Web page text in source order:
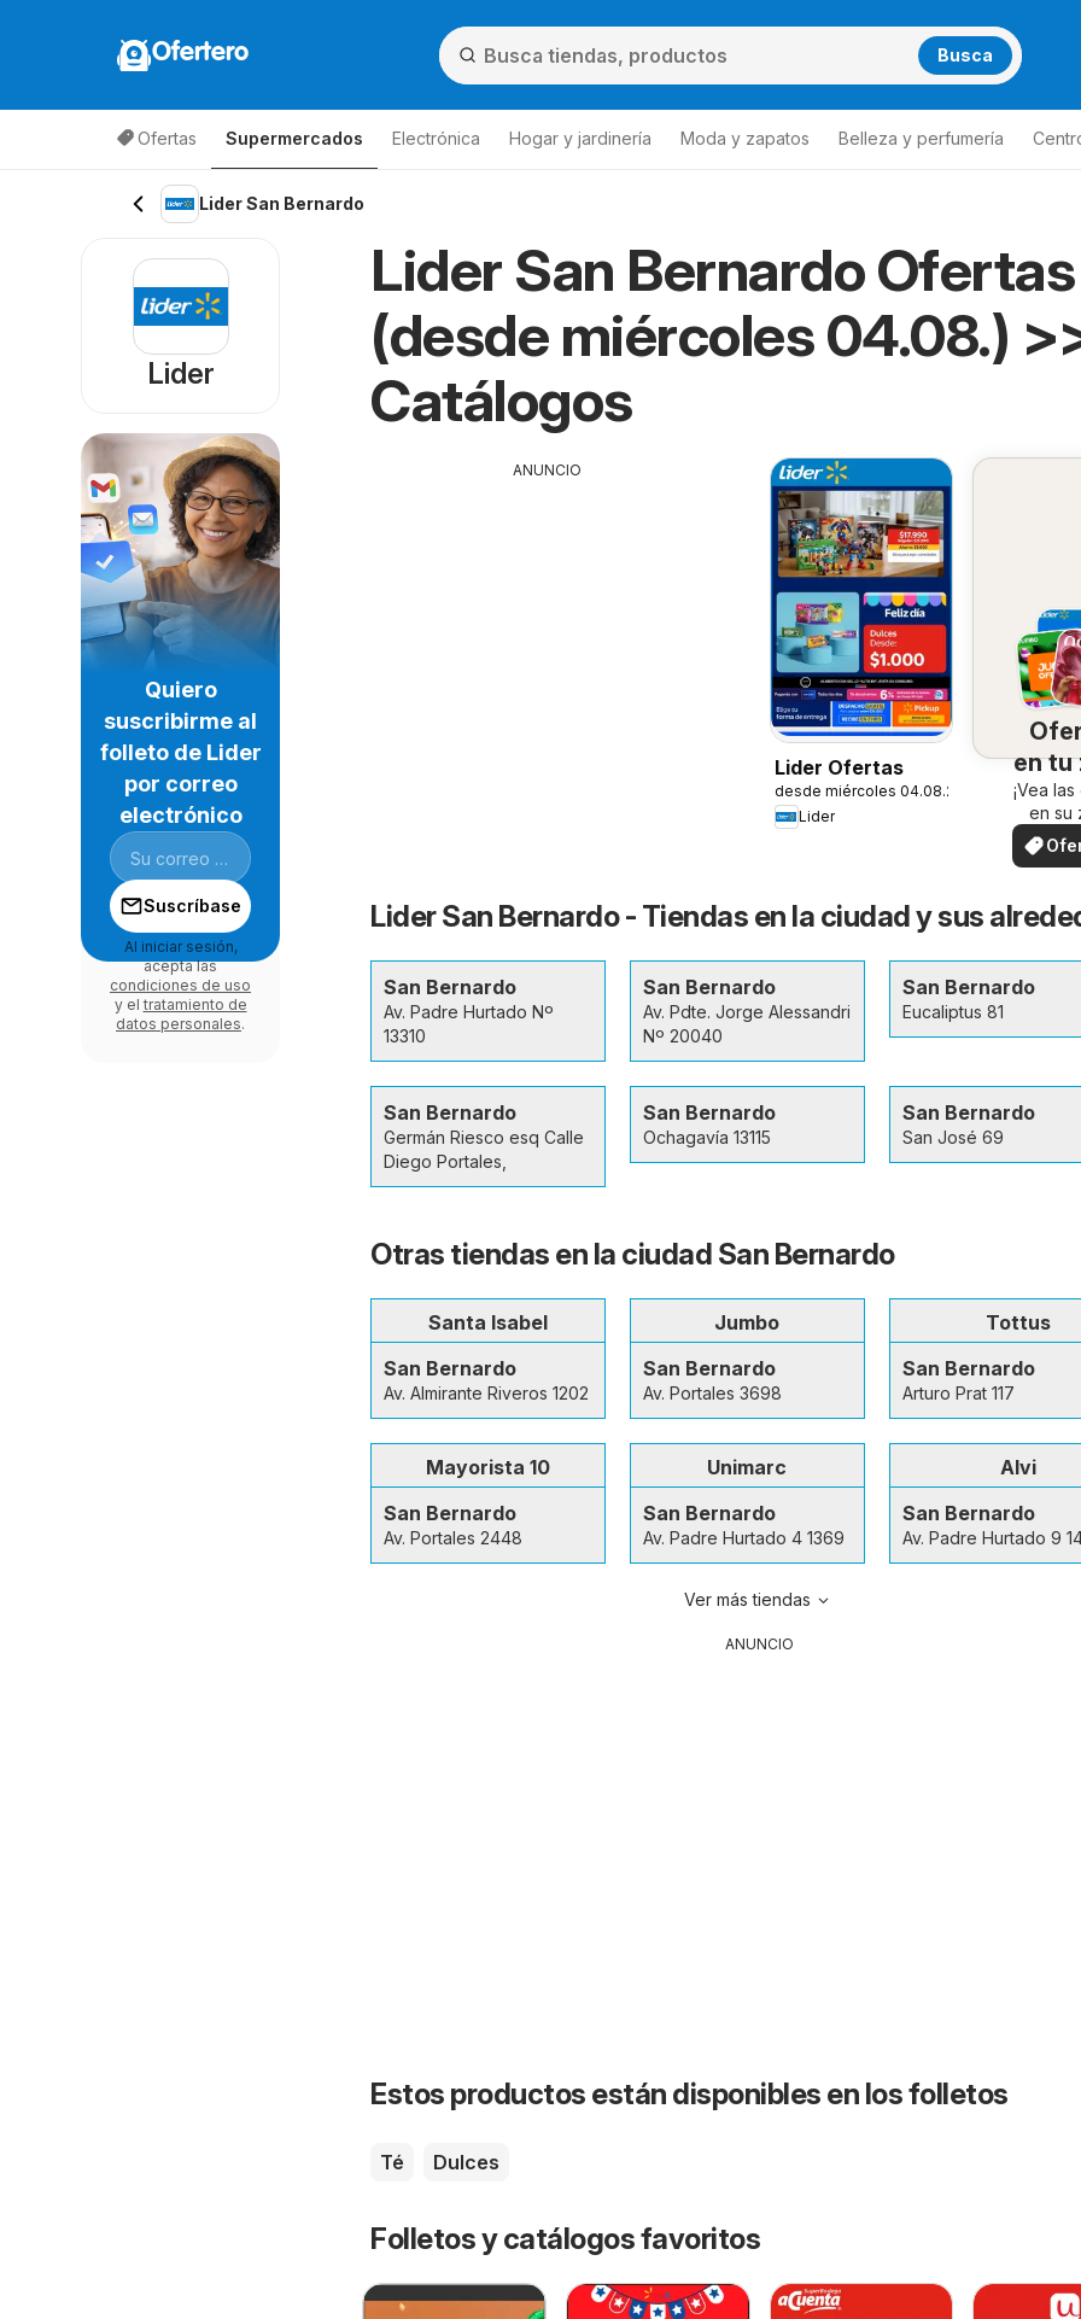
Ofertero Busca
Ofertas Supermercados Electrónica Hogar y jardinería Moda y zapatos Belleza y perfumería
Lider San Bernardo
Lider San Bernardo Ofertas
(desde miércoles 04.08.)
Catálogos
ANUNCIO
Lider Ofertas
desde miércoles 04.08.2026
Lider
en tu
¡Vea
en su
Lider San Bernardo - Tiendas en la ciudad y sus
San Bernardo
Av. Padre Hurtado Nº
13310
San Bernardo
Av. Pdte. Jorge Alessandri
Nº 20040
San Bernardo
Eucaliptus 81
San Bernardo
Germán Riesco esq Calle
Diego Portales,
San Bernardo
Ochagavía 13115
San Bernardo
San José 69
Otras tiendas en la ciudad San Bernardo
Santa Isabel
San Bernardo
Av. Almirante Riveros 1202
Jumbo
San Bernardo
Av. Portales 3698
Tottus
San Bernardo
Arturo Prat 117
Mayorista 10
San Bernardo
Av. Portales 2448
Unimarc
San Bernardo
Av. Padre Hurtado 4 1369
Alvi
San Bernardo
Av. Padre Hurtado 9
Ver más tiendas
ANUNCIO
Estos productos están disponibles en los folletos
Té Dulces
Folletos y catálogos favoritos
Lider
Quiero
suscribirme al
folleto de Lider
por correo
electrónico
Suscríbase
Al iniciar sesión,
acepta las
condiciones de uso
y el tratamiento de
datos personales.